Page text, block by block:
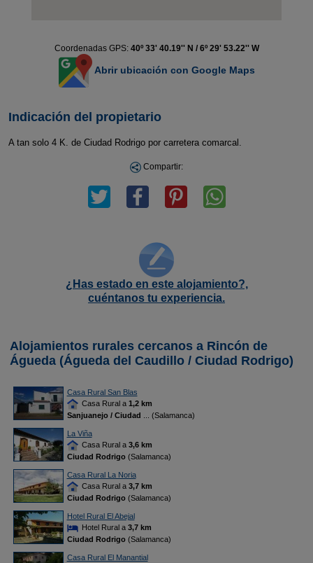
Coordenadas GPS: 40º 33' 40.19'' N / 6º 29' 53.22'' W
Abrir ubicación con Google Maps
Indicación del propietario
A tan solo 4 K. de Ciudad Rodrigo por carretera comarcal.
Compartir:
¿Has estado en este alojamiento?,
cuéntanos tu experiencia.
Alojamientos rurales cercanos a Rincón de
Águeda (Águeda del Caudillo / Ciudad Rodrigo)
Casa Rural San Blas
Casa Rural a 1,2 km
Sanjuanejo / Ciudad
... (Salamanca)
La Viña
Casa Rural a 3,6 km
Ciudad Rodrigo(Salamanca)
Casa Rural La Noria
Casa Rural a 3,7 km
Ciudad Rodrigo(Salamanca)
Hotel Rural El Abejal
Hotel Rural a 3,7 km
Ciudad Rodrigo(Salamanca)
Casa Rural El Manantial